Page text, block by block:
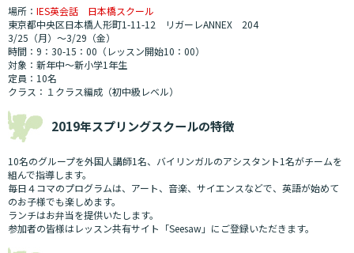
場所： IES英会話 日本橋スクール
東京都中央区日本橋人形町1-11-12 リガーレANNEX 204
3/25（月）～3/29（金）
時間：9：30-15：00（レッスン開始10：00）
対象：新年中～新小学1年生
定員：10名
クラス：１クラス編成（初中級レベル）
2019年スプリングスクールの特徴
10名のグループを外国人講師1名、バイリンガルのアシスタント1名がチームを
組んで指導します。
毎日４コマのプログラムは、アート、音楽、サイエンスなどで、英語が始めて
のお子様でも楽しめます。
ランチはお弁当を提供いたします。
参加者の皆様はレッスン共有サイト「Seesaw」にご登録いただきます。